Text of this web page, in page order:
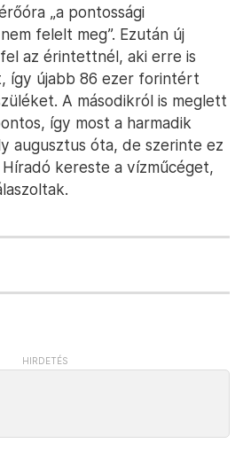
„a pontossági
felelt meg”. Ezután új
az érintettnél, aki erre is
így újabb 86 ezer forintért
A másodikról is meglett
így most a harmadik
augusztus óta, de szerinte ez
Híradó kereste a vízműcéget,